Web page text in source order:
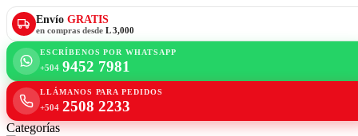
Envío GRATIS
en compras desde L 3,000
ESCRÍBENOS POR WHATSAPP
+504 9452 7981
LLÁMANOS PARA PEDIDOS
+504 2508 2233
Categorías